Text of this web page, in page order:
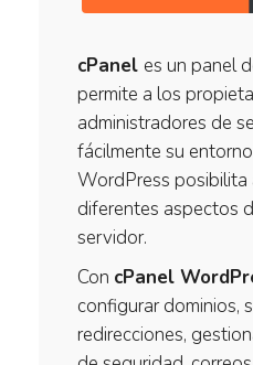
cPanel es un panel
permite a los
administradores de
fácilmente su
WordPress posibilita
diferentes aspectos
servidor.
Con cPanel
configurar dominios,
redirecciones,